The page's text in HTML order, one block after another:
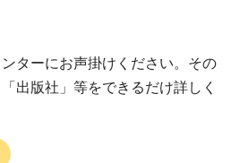
ターにお声掛けください。その
出版社」等をできるだけ詳しく